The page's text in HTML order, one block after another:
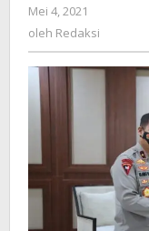
Mei 4, 2021
Redaksi
oleh Redaksi